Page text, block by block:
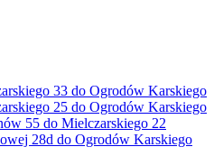
33 do Ogrodów Karskiego
25 do Ogrodów Karskiego
55 do Mielczarskiego 22
28d do Ogrodów Karskiego